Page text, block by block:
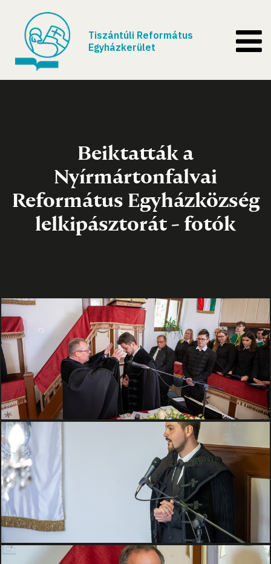
Tiszántúli Református
Egyházkerület
Beiktatták a
Nyírmártonfalvai
Református Egyházközség
lelkipásztorát - fotók